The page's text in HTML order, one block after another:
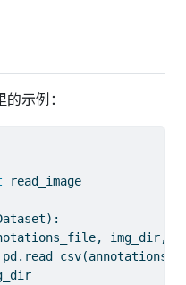
的示例：
read_image
img_dir,